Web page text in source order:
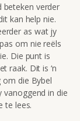
beteken verder
kan help nie.
as wat jy
om nie reëls
Die punt is
raak. Dit is ‘n
om die Bybel
in die
te lees.